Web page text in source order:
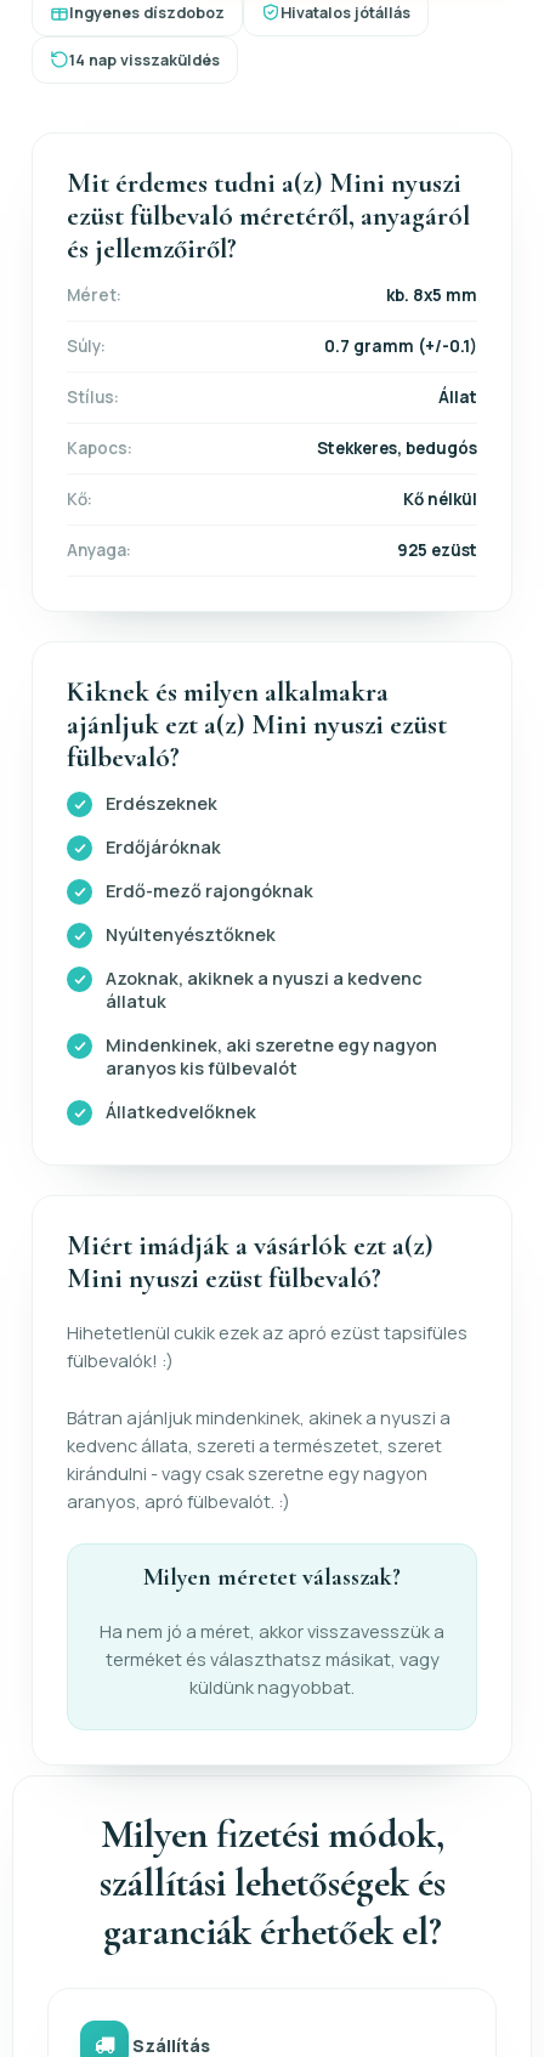
Ingyenes díszdoboz Hivatalos jótállás
14 nap visszaküldés
Mit érdemes tudni a(z) Mini nyuszi
ezüst fülbevaló méretéről, anyagáról
és jellemzőiről?
Méret: kb. 8x5 mm
Súly: 0.7 gramm (+/-0.1)
Stílus: Állat
Kapocs: Stekkeres, bedugós
Kő: Kő nélkül
Anyaga: 925 ezüst
Kiknek és milyen alkalmakra
ajánljuk ezt a(z) Mini nyuszi ezüst
fülbevaló?
Erdészeknek
Erdőjáróknak
Erdő-mező rajongóknak
Nyúltenyésztőknek
Azoknak, akiknek a nyuszi a kedvenc
állatuk
Mindenkinek, aki szeretne egy nagyon
aranyos kis fülbevalót
Állatkedvelőknek
Miért imádják a vásárlók ezt a(z)
Mini nyuszi ezüst fülbevaló?
Hihetetlenül cukik ezek az apró ezüst tapsifüles
fülbevalók! :)
Bátran ajánljuk mindenkinek, akinek a nyuszi a
kedvenc állata, szereti a természetet, szeret
kirándulni - vagy csak szeretne egy nagyon
aranyos, apró fülbevalót. :)
Milyen méretet válasszak?
Ha nem jó a méret, akkor visszavesszük a
terméket és választhatsz másikat, vagy
küldünk nagyobbat.
Milyen fizetési módok,
szállítási lehetőségek és
garanciák érhetőek el?
Szállítás